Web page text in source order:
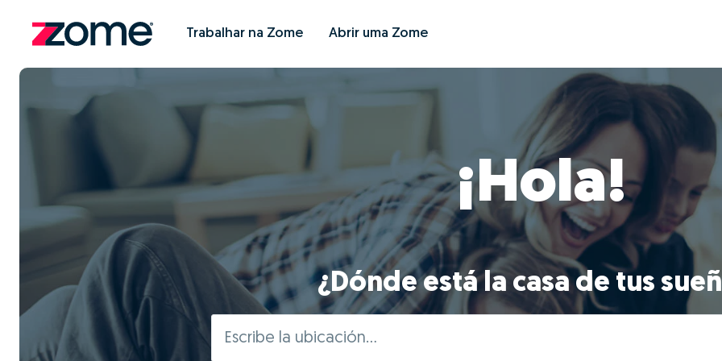
Trabalhar na Zome Abrir uma Zome
¡Hola!
¿Dónde está la casa de tus